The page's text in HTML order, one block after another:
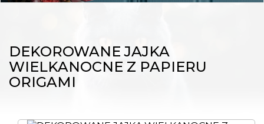
DEKOROWANE JAJKA
WIELKANOCNE Z PAPIERU
ORIGAMI